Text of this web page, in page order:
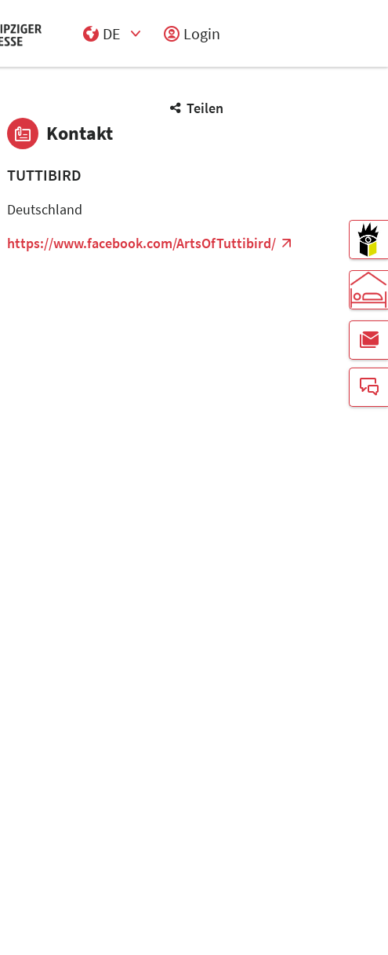
DE
Login
Teilen
Kontakt
TUTTIBIRD
Deutschland
https://www.facebook.com/ArtsOfTuttibird/